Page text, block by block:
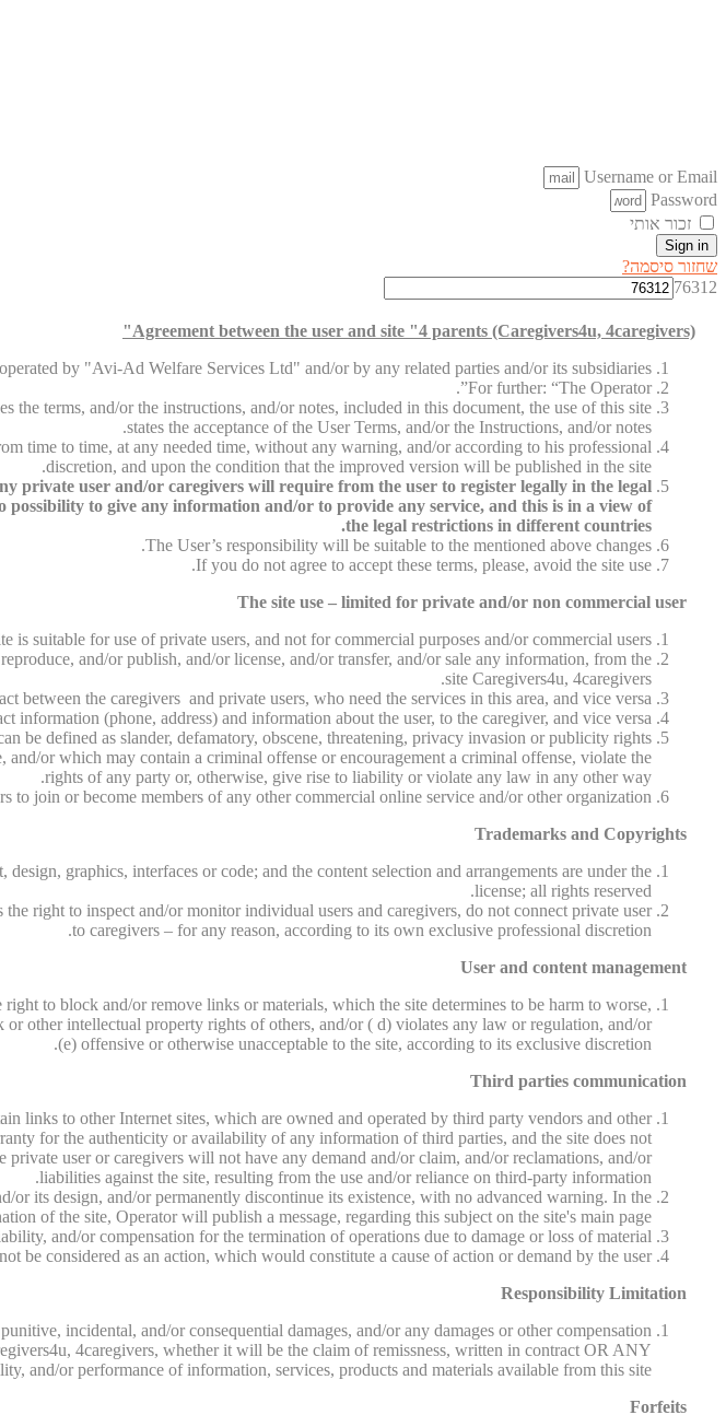
Username or Email
Password
זכור אותי
Sign in
שחזור סיסמה?
76312
Agreement between the user and site "4 parents (Caregivers4u, 4caregivers)"
by "Avi-Ad Welfare Services Ltd" and/or by any related parties and/or its subsidiaries.
For further: “The Operator”.
terms, and/or the instructions, and/or notes, included in this document, the use of this site
states the acceptance of the User Terms, and/or the Instructions, and/or notes.
time to time, at any needed time, without any warning, and/or according to his professional
discretion, and upon the condition that the improved version will be published in the site.
private user and/or caregivers will require from the user to register legally in the legal
to give any information and/or to provide any service, and this is in a view of
the legal restrictions in different countries.
The User’s responsibility will be suitable to the mentioned above changes.
If you do not agree to accept these terms, please, avoid the site use.
The site use – limited for private and/or non commercial user
is suitable for use of private users, and not for commercial purposes and/or commercial users.
and/or publish, and/or license, and/or transfer, and/or sale any information, from the
site Caregivers4u, 4caregivers.
the caregivers and private users, who need the services in this area, and vice versa.
information (phone, address) and information about the user, to the caregiver, and vice versa.
be defined as slander, defamatory, obscene, threatening, privacy invasion or publicity rights
or which may contain a criminal offense or encouragement a criminal offense, violate the
rights of any party or, otherwise, give rise to liability or violate any law in any other way.
join or become members of any other commercial online service and/or other organization.
Trademarks and Copyrights
graphics, interfaces or code; and the content selection and arrangements are under the
license; all rights reserved.
right to inspect and/or monitor individual users and caregivers, do not connect private user
to caregivers – for any reason, according to its own exclusive professional discretion.
User and content management
to block and/or remove links or materials, which the site determines to be harm to worse,
other intellectual property rights of others, and/or ( d) violates any law or regulation, and/or
(e) offensive or otherwise unacceptable to the site, according to its exclusive discretion.
Third parties communication
links to other Internet sites, which are owned and operated by third party vendors and other
for the authenticity or availability of any information of third parties, and the site does not
user or caregivers will not have any demand and/or claim, and/or reclamations, and/or
liabilities against the site, resulting from the use and/or reliance on third-party information.
or its design, and/or permanently discontinue its existence, with no advanced warning. In the
of the site, Operator will publish a message, regarding this subject on the site's main page.
and/or compensation for the termination of operations due to damage or loss of material.
be considered as an action, which would constitute a cause of action or demand by the user.
Responsibility Limitation
incidental, and/or consequential damages, and/or any damages or other compensation
4caregivers, whether it will be the claim of remissness, written in contract OR ANY
and/or performance of information, services, products and materials available from this site.
Forfeits